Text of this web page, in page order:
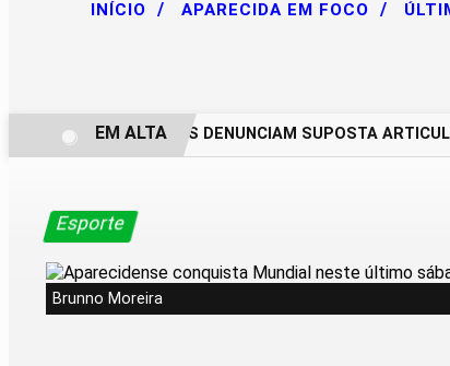
INÍCIO / APARECIDA EM FOCO /
CHACAREIROS DENUNCIAM SUPOSTA
EM ALTA
Esporte
Brunno Moreira